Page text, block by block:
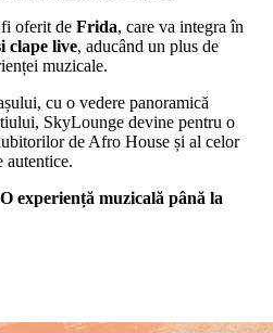
oferit de Frida, care va integra în
clape live, aducând un plus de
muzicale.
cu o vedere panoramică
SkyLounge devine pentru o
de Afro House și al celor
autentice.
experiență muzicală până la